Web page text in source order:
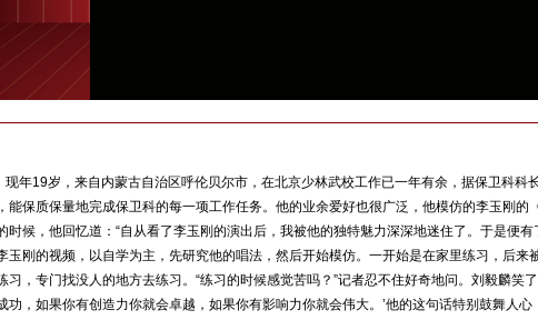
年19岁，来自内蒙古自治区呼伦贝尔市，在北京少林武校工作已一年有余，据保卫科科
能保质保量地完成保卫科的每一项工作任务。他的业余爱好也很广泛，他模仿的李玉刚
时候，他回忆道：“自从看了李玉刚的演出后，我被他的独特魅力深深地迷住了。于是便
玉刚的视频，以自学为主，先研究他的唱法，然后开始模仿。一开始是在家里练习，后来
习，专门找没人的地方去练习。“练习的时候感觉苦吗？”记者忍不住好奇地问。刘毅麟笑
功，如果你有创造力你就会卓越，如果你有影响力你就会伟大。’他的这句话特别鼓舞人